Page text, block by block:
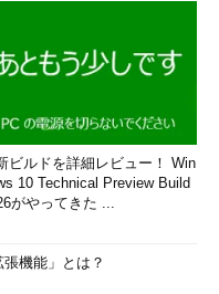
ビルドを詳細レビュー！ Win
10 Technical Preview Build
がやってきた ...
機能」とは？